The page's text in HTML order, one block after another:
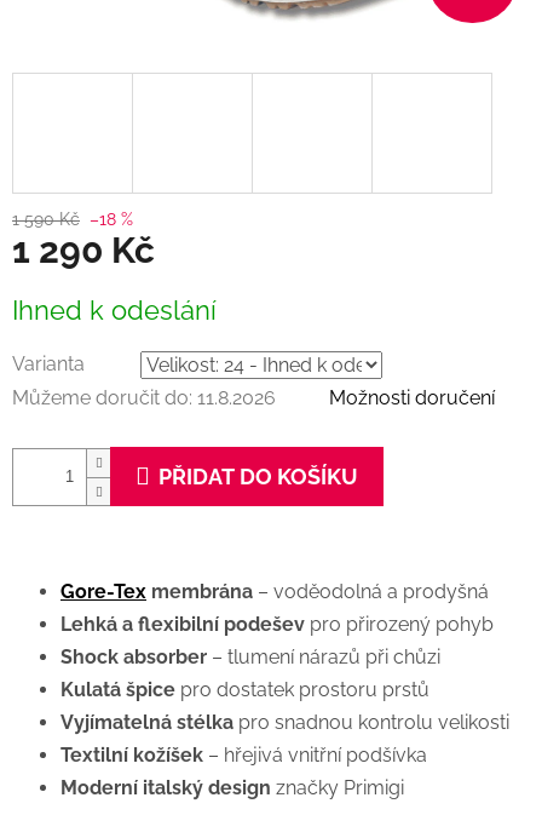
1 590 Kč –18 %
1 290 Kč
cena:
Ihned k odeslání
Varianta
Můžeme doručit do: 11.8.2026 Možnosti doručení
PŘIDAT DO KOŠÍKU
Gore-Tex membrána – voděodolná a prodyšná
Lehká a flexibilní podešev pro přirozený pohyb
Shock absorber – tlumení nárazů při chůzi
Kulatá špice pro dostatek prostoru prstů
Vyjímatelná stélka pro snadnou kontrolu velikosti
Textilní kožíšek – hřejivá vnitřní podšívka
Moderní italský design značky Primigi